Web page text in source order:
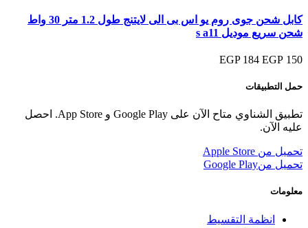
كابل شحن جوى روم يو اس بى الى لايتنج طول 1.2 متر 30 واط
شحن سريع موديل s a11
150 EGP
184 EGP
حمل التطبيقات
تطبيق الشناوي متاح الآن على Google Play و App Store. احصل
عليه الآن.
تحميل من Apple Store
تحميل منGoogle Play
معلومات
انظمة التقسيط